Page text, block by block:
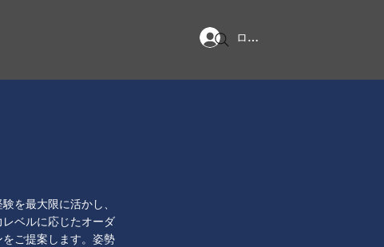
ログイン
を最大限に活かし、
ベルに応じたオーダ
ご提案します。姿勢